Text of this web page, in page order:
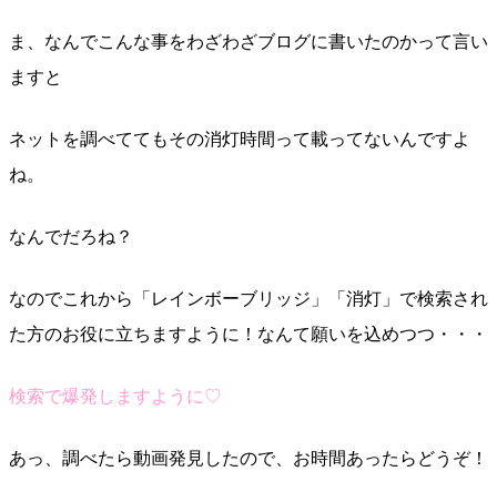
ま、なんでこんな事をわざわざブログに書いたのかって言い
ますと
ネットを調べててもその消灯時間って載ってないんですよ
ね。
なんでだろね？
なのでこれから「レインボーブリッジ」「消灯」で検索され
た方のお役に立ちますように！なんて願いを込めつつ・・・
検索で爆発しますように♡
あっ、調べたら動画発見したので、お時間あったらどうぞ！